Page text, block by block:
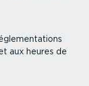
aux heures de